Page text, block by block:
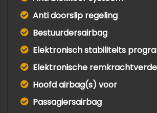
Anti doorslip regeling
Bestuurdersairbag
Elektronisch stabiliteits
Elektronische
Hoofd airbag(s) voor
Passagiersairbag